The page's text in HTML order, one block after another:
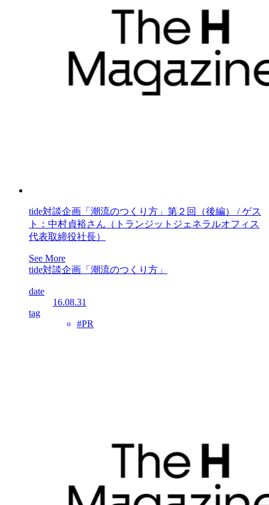
tide対談企画「潮流のつくり方」第２回（後編） / ゲス
ト：中村貞裕さん（トランジットジェネラルオフィス
代表取締役社長）
See More
tide対談企画「潮流のつくり方」
date
16.08.31
tag
#PR